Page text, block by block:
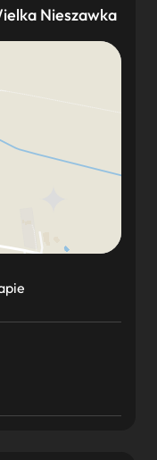
Nieszawka